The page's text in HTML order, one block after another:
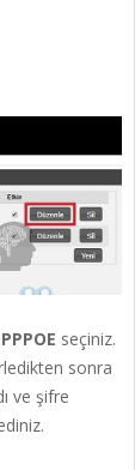
PPPOE seçiniz.
sonra
ve şifre